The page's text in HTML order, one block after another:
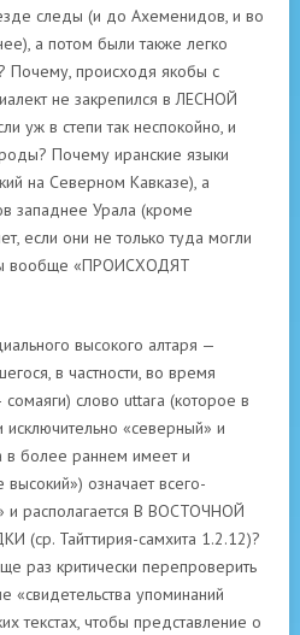
следы (и до Ахеменидов, и во
а потом были также легко
Почему, происходя якобы с
не закрепился в ЛЕСНОЙ
уж в степи так неспокойно, и
Почему иранские языки
на Северном Кавказе), а
западнее Урала (кроме
если они не только туда могли
вообще «ПРОИСХОДЯТ
высокого алтаря —
в частности, во время
слово uttara (которое в
«северный» и
в более раннем имеет и
означает всего-
и располагается В ВОСТОЧНОЙ
Тайттирия-самхита 1.2.12)?
раз критически перепроверить
«свидетельства упоминаний
текстах, чтобы представление о